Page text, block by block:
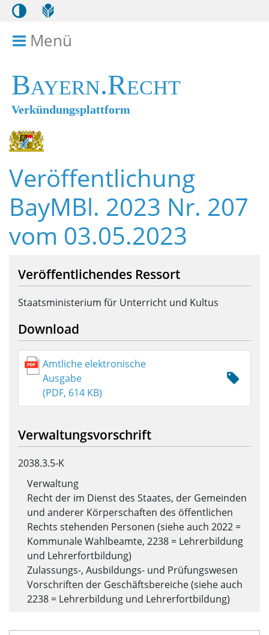
Menü
Bayern.Recht
Verkündungsplattform
Veröffentlichung
BayMBl. 2023 Nr. 207
vom 03.05.2023
Veröffentlichendes Ressort
Staatsministerium für Unterricht und Kultus
Download
Amtliche elektronische
Ausgabe
(PDF, 614 KB)
Verwaltungsvorschrift
2038.3.5-K
Verwaltung
Recht der im Dienst des Staates, der Gemeinden
und anderer Körperschaften des öffentlichen
Rechts stehenden Personen (siehe auch 2022 =
Kommunale Wahlbeamte, 2238 = Lehrerbildung
und Lehrerfortbildung)
Zulassungs-, Ausbildungs- und Prüfungswesen
Vorschriften der Geschäftsbereiche (siehe auch
2238 = Lehrerbildung und Lehrerfortbildung)